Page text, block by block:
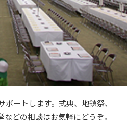
ートします。式典、地鎮祭、
どの相談はお気軽にどうぞ。